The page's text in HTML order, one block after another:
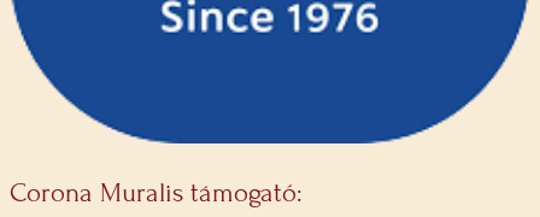
Corona Muralis támogató: